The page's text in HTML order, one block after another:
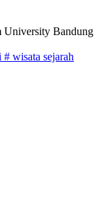
University Bandung
# wisata sejarah